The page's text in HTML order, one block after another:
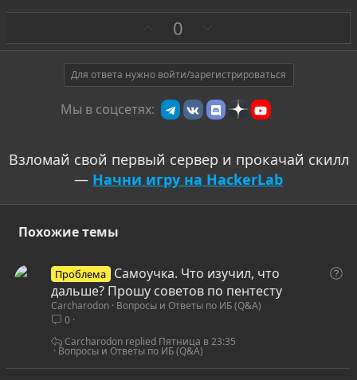
а
0
р
о
т
и
в
Для ответа нужно войти/зарегистрироваться
Мы в соцсетях:
Взломай свой первый сервер и прокачай скилл
— Начни игру на HackerLab
Похожие темы
В
Проблема
Самоучка. Что изучил, что
дальше? Прошу советов по пентесту
Carcharodon Вопросы и Ответы по ИБ (Q&A)
0
Вопросы и Ответы по ИБ (Q&A)
Пятница в 23:35
Carcharodon